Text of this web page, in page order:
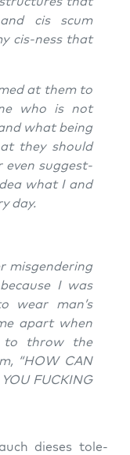
cis scum
cis-ness that
at them to
who is not
what being
they should
even sug­gest­
what I and
day.
mis­gen­de­ring
I was
wear man’s
apart when
to throw the
“HOW CAN
FUCKING
die­ses tole­